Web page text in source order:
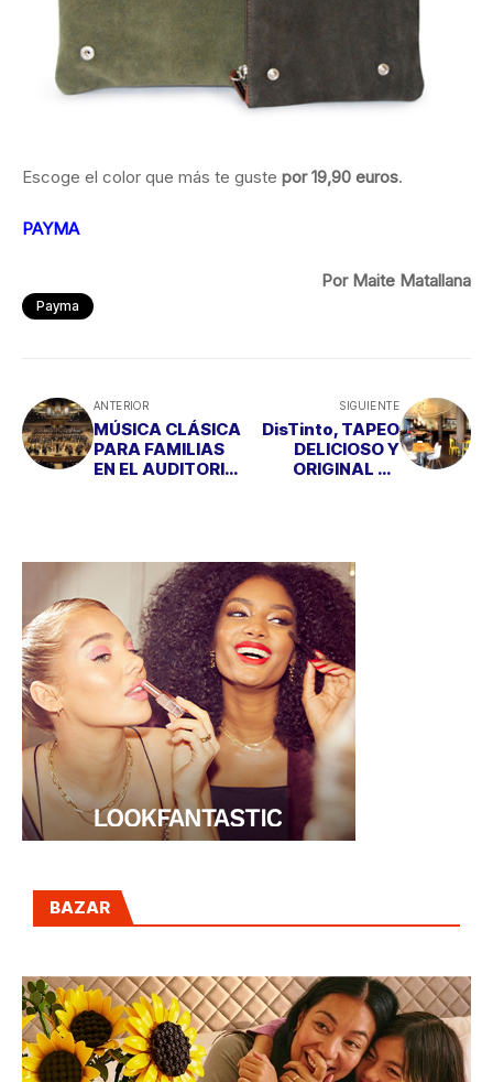
Escoge el color que más te guste por 19,90 euros.
PAYMA
Por Maite Matallana
Payma
ANTERIOR
MÚSICA CLÁSICA
PARA FAMILIAS
EN EL AUDITORIO
SIGUIENTE
DisTinto, TAPEO
DELICIOSO Y
ORIGINAL en
BAZAR